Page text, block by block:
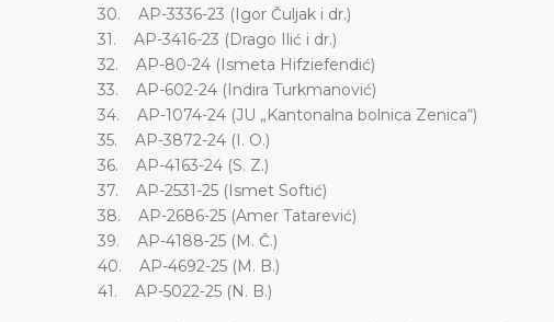
30. AP-3336-23 (Igor Čuljak i dr.)
31. AP-3416-23 (Drago Ilić i dr.)
32. AP-80-24 (Ismeta Hifziefendić)
33. AP-602-24 (Indira Turkmanović)
34. AP-1074-24 (JU „Kantonalna bolnica Zenica“)
35. AP-3872-24 (I. O.)
36. AP-4163-24 (S. Z.)
37. AP-2531-25 (Ismet Softić)
38. AP-2686-25 (Amer Tatarević)
39. AP-4188-25 (M. Č.)
40. AP-4692-25 (M. B.)
41. AP-5022-25 (N. B.)